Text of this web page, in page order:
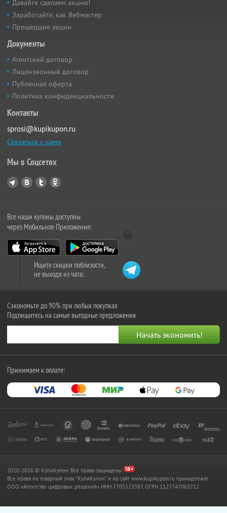
Давайте сделаем акцию!
Заработайте, как Вебмастер
Прошедшие акции
Документы
Агентский договор
Лицензионный договор
Публичная оферта
Политика конфиденциальности
Контакты
sprosi@kupikupon.ru
Связаться с нами
Мы в Соцсетях
Все наши купоны доступны
через Мобильное Приложение:
Ищите скидки поблизости,
не выходя из чата:
Сэкономьте до 90% при любых покупках
Подпишитесь на самые выгодные предложения
Принимаем к оплате:
2010-2026 © КупиКупон. Все права защищены.
Все права на товарный знак "КупиКупон" и на сайт www.kupikupon.ru принадлежат
OOO «Агентство цифровых решений» ИНН 7705523387, ОГРН 1127747063212